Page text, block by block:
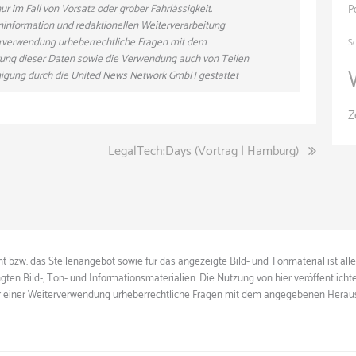
im Fall von Vorsatz oder grober Fahrlässigkeit.
und redaktionellen Weiterverarbeitung
urheberrechtliche Fragen mit dem
dieser Daten sowie die Verwendung auch von Teilen
durch die United News Network GmbH gestattet
LegalTech:Days (Vortrag | Hamburg)
bzw. das Stellenangebot sowie für das angezeigte Bild- und Tonmaterial ist
Bild-, Ton- und Informationsmaterialien. Die Nutzung von hier
Weiterverwendung urheberrechtliche Fragen mit dem angegebenen